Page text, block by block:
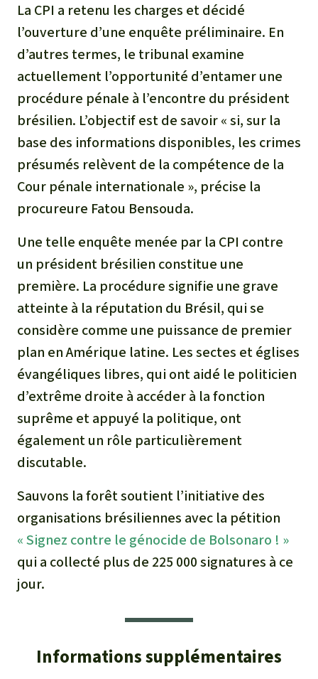
Les routes
La CPI a retenu les charges et décidé
l’ouverture d’une enquête préliminaire. En
d’autres termes, le tribunal examine
actuellement l’opportunité d’entamer une
procédure pénale à l’encontre du président
brésilien. L’objectif est de savoir « si, sur la
base des informations disponibles, les crimes
présumés relèvent de la compétence de la
Cour pénale internationale », précise la
procureure Fatou Bensouda.
Une telle enquête menée par la CPI contre
un président brésilien constitue une
première. La procédure signifie une grave
atteinte à la réputation du Brésil, qui se
considère comme une puissance de premier
plan en Amérique latine. Les sectes et églises
évangéliques libres, qui ont aidé le politicien
d’extrême droite à accéder à la fonction
suprême et appuyé la politique, ont
également un rôle particulièrement
discutable.
Sauvons la forêt soutient l’initiative des
organisations brésiliennes avec la pétition
« Signez contre le génocide de Bolsonaro ! »
qui a collecté plus de 225 000 signatures à ce
jour.
Informations supplémentaires